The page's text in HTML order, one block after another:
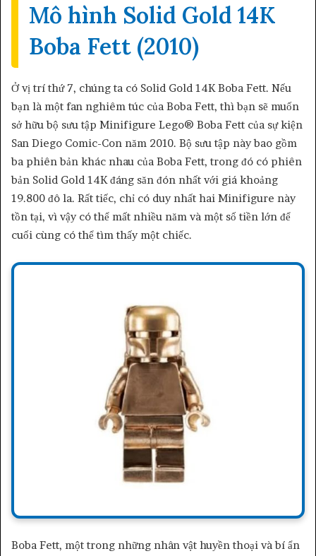
Mô hình Solid Gold 14K
Boba Fett (2010)
Ở vị trí thứ 7, chúng ta có Solid Gold 14K Boba Fett. Nếu
bạn là một fan nghiêm túc của Boba Fett, thì bạn sẽ muốn
sở hữu bộ sưu tập Minifigure Lego® Boba Fett của sự kiện
San Diego Comic-Con năm 2010. Bộ sưu tập này bao gồm
ba phiên bản khác nhau của Boba Fett, trong đó có phiên
bản Solid Gold 14K đáng săn đón nhất với giá khoảng
19.800 đô la. Rất tiếc, chỉ có duy nhất hai Minifigure này
tồn tại, vì vậy có thể mất nhiều năm và một số tiền lớn để
cuối cùng có thể tìm thấy một chiếc.
Boba Fett, một trong những nhân vật huyền thoại và bí ẩn